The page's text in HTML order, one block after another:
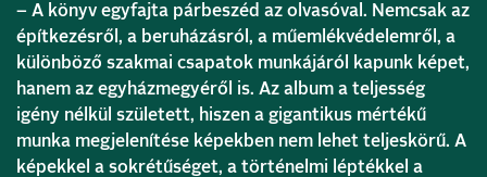
– A könyv egyfajta párbeszéd az olvasóval. Nemcsak az
építkezésről, a beruházásról, a műemlékvédelemről, a
különböző szakmai csapatok munkájáról kapunk képet,
hanem az egyházmegyéről is. Az album a teljesség
igény nélkül született, hiszen a gigantikus mértékű
munka megjelenítése képekben nem lehet teljeskörű. A
képekkel a sokrétűséget, a történelmi léptékkel a